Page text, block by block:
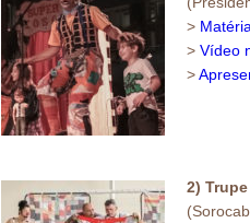
>
> Vídeo
>
2)